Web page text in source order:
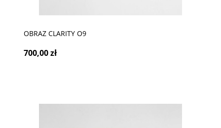
OBRAZ CLARITY O9
700,00 zł